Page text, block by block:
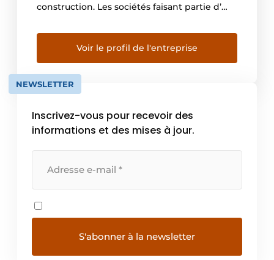
construction. Les sociétés faisant partie d’
dans le monde entier et y emploient plus de
14.000 personnes dévouées. Le Groupe
réunit des sociétés, qui chacune à leur tour,
ont une […]
Voir le profil de l'entreprise
NEWSLETTER
Inscrivez-vous pour recevoir des
informations et des mises à jour.